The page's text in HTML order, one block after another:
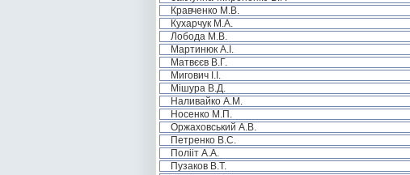
Кравченко М.В.
Кухарчук М.А.
Лобода М.В.
Мартинюк А.І.
Матвєєв В.Г.
Мигович І.І.
Мішура В.Д.
Наливайко А.М.
Носенко М.П.
Оржаховський А.В.
Петренко В.С.
Полііт А.А.
Пузаков В.Т.